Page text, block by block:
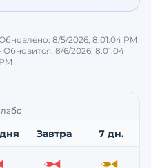
8/5/2026, 8:01:04 PM
• Обновится:8/6/2026, 8:01:04
PM
Завтра 7 дн.